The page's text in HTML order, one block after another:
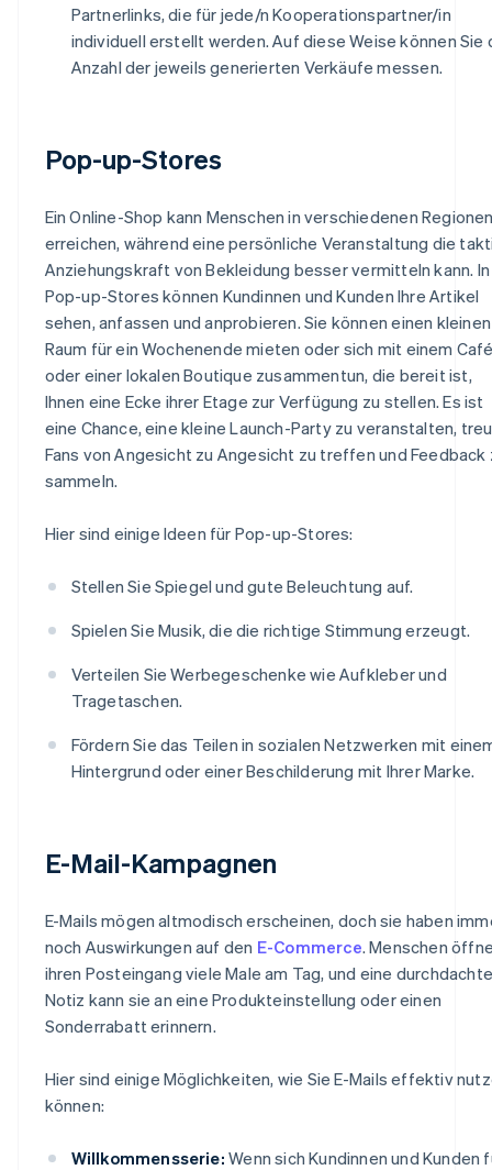
Partnerlinks, die für jede/n Kooperationspartner/in
individuell erstellt werden. Auf diese Weise können Sie
Anzahl der jeweils generierten Verkäufe messen.
Pop-up-Stores
Ein Online-Shop kann Menschen in verschiedenen
erreichen, während eine persönliche Veranstaltung die
Anziehungskraft von Bekleidung besser vermitteln kann. In
Pop-up-Stores können Kundinnen und Kunden Ihre Artikel
sehen, anfassen und anprobieren. Sie können einen kleinen
Raum für ein Wochenende mieten oder sich mit einem
oder einer lokalen Boutique zusammentun, die bereit ist,
Ihnen eine Ecke ihrer Etage zur Verfügung zu stellen. Es ist
eine Chance, eine kleine Launch-Party zu veranstalten,
Fans von Angesicht zu Angesicht zu treffen und Feedback
sammeln.
Hier sind einige Ideen für Pop-up-Stores:
Stellen Sie Spiegel und gute Beleuchtung auf.
Spielen Sie Musik, die die richtige Stimmung erzeugt.
Verteilen Sie Werbegeschenke wie Aufkleber und
Tragetaschen.
Fördern Sie das Teilen in sozialen Netzwerken mit
Hintergrund oder einer Beschilderung mit Ihrer Marke.
E-Mail-Kampagnen
E-Mails mögen altmodisch erscheinen, doch sie haben
noch Auswirkungen auf den E-Commerce. Menschen
ihren Posteingang viele Male am Tag, und eine durchdachte
Notiz kann sie an eine Produkteinstellung oder einen
Sonderrabatt erinnern.
Hier sind einige Möglichkeiten, wie Sie E-Mails effektiv
können:
Willkommensserie: Wenn sich Kundinnen und Kunden